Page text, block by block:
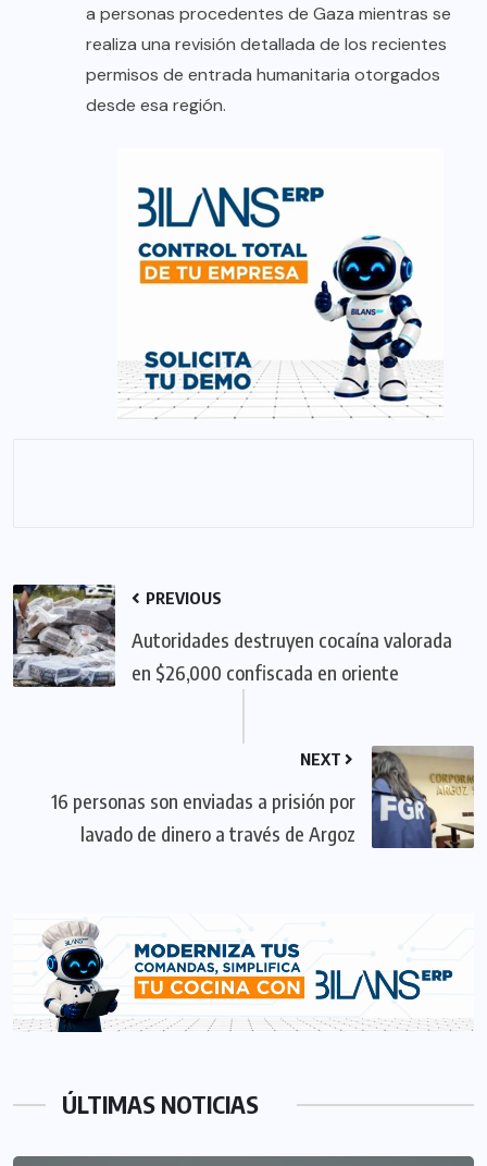
a personas procedentes de Gaza mientras se
realiza una revisión detallada de los recientes
permisos de entrada humanitaria otorgados
desde esa región.
PREVIOUS
Autoridades destruyen cocaína valorada
en $26,000 confiscada en oriente
NEXT
16 personas son enviadas a prisión por
lavado de dinero a través de Argoz
ÚLTIMAS NOTICIAS